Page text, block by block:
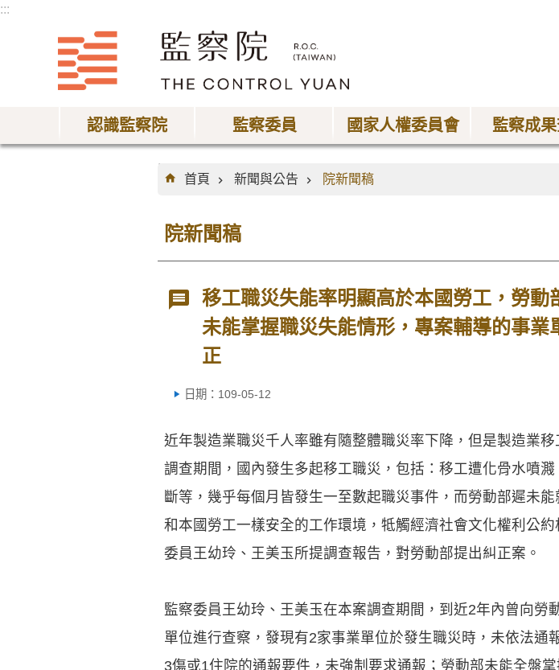
:::
認識監察院 監察委員 國家人權委員會 監察成
:::
首頁
新聞與公告 院新聞稿
院新聞稿
移工職災失能率明顯高於本國勞工，勞
未能掌握職災失能情形，專案輔導的事
正
日期：109-05-12
近年製造業職災千人率雖有隨整體職災率下降，但是製造業
調查期間，國內發生多起移工職災，包括：移工遭化骨水噴
斷等，幾乎每個月皆發生一至數起職災事件，而勞動部遲未
和本國勞工一樣安全的工作環境，牴觸經濟社會文化權利公
委員王幼玲、王美玉所提調查報告，對勞動部提出糾正案。
監察委員王幼玲、王美玉在本案調查期間，到近2年內曾向
單位進行查察，發現有2家事業單位於發生職災時，未依法通
3傷或1住院的通報要件，未強制要求通報；勞動部未能全盤